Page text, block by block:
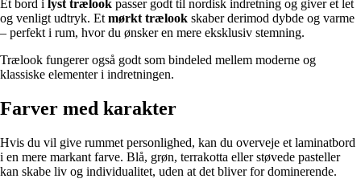
Et bord i lyst trælook passer godt til nordisk indretning og giver et let
og venligt udtryk. Et mørkt trælook skaber derimod dybde og varme
– perfekt i rum, hvor du ønsker en mere eksklusiv stemning.
Trælook fungerer også godt som bindeled mellem moderne og
klassiske elementer i indretningen.
Farver med karakter
Hvis du vil give rummet personlighed, kan du overveje et laminatbord
i en mere markant farve. Blå, grøn, terrakotta eller støvede pasteller
kan skabe liv og individualitet, uden at det bliver for dominerende.